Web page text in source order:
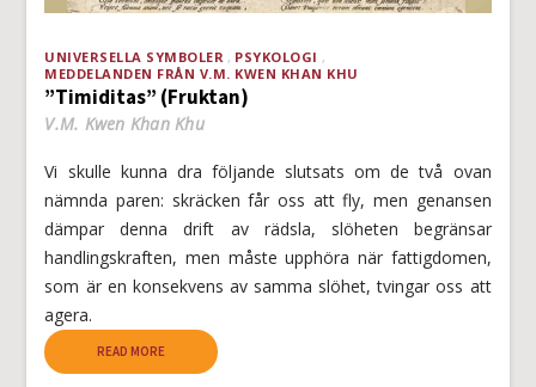
UNIVERSELLA SYMBOLER
PSYKOLOGI
MEDDELANDEN FRÅN V.M. KWEN KHAN KHU
”Timiditas” (Fruktan)
V.M. Kwen Khan Khu
Vi skulle kunna dra följande slutsats om de två ovan
nämnda paren: skräcken får oss att fly, men genansen
dämpar denna drift av rädsla, slöheten begränsar
handlingskraften, men måste upphöra när fattigdomen,
som är en konsekvens av samma slöhet, tvingar oss att
agera.
READ MORE